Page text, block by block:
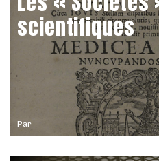
Par
scientifiques